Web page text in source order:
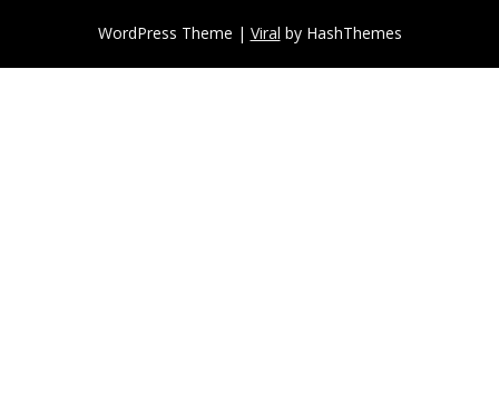
WordPress Theme | Viral by HashThemes